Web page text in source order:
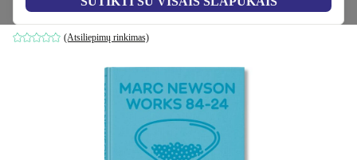
balta
(Atsiliepimų rinkimas)